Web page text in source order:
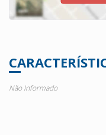
Não Informado